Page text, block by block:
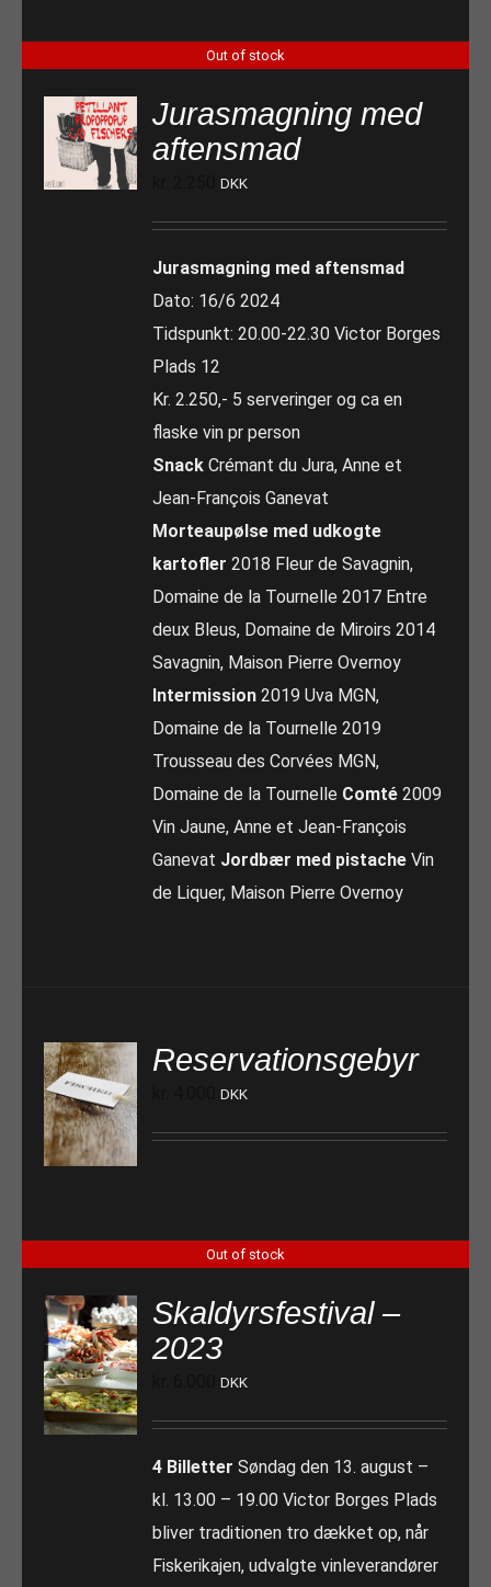
Out of stock
Jurasmagning med
aftensmad
DKK
Jurasmagning med aftensmad
Dato: 16/6 2024
Tidspunkt: 20.00-22.30 Victor Borges
Plads 12
Kr. 2.250,- 5 serveringer og ca en
flaske vin pr person
SnackCrémant du Jura, Anne et
Jean-François Ganevat
Morteaupølse med udkogte
kartofler 2018 Fleur de Savagnin,
Domaine de la Tournelle 2017 Entre
deux Bleus, Domaine de Miroirs 2014
Savagnin, Maison Pierre Overnoy
Intermission 2019 Uva MGN,
Domaine de la Tournelle 2019
Trousseau des Corvées MGN,
Domaine de la Tournelle Comté 2009
Vin Jaune, Anne et Jean-François
Ganevat Jordbær med pistache Vin
de Liquer, Maison Pierre Overnoy
Reservationsgebyr
DKK
Out of stock
Skaldyrsfestival –
2023
DKK
4 Billetter Søndag den 13. august –
kl. 13.00 – 19.00 Victor Borges Plads
bliver traditionen tro dækket op, når
Fiskerikajen, udvalgte vinleverandører